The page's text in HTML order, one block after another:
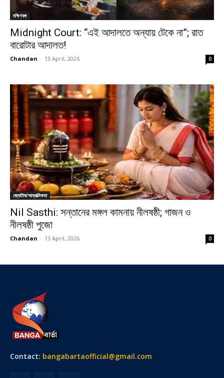
দক্ষিণবঙ্গ
Midnight Court: “এই আদালতে অন্যায় টেকে না”; রাত
বারোটার আদালত!
Chandan - 13 April, 2026 0
জ্যোতিষ/আধ্যাত্মিকতা
Nil Sasthi: সন্তানের মঙ্গল কামনায় নীলষষ্ঠী; গাজন ও
নীলষষ্ঠী পুজো
Chandan - 13 April, 2026 0
Contact: bangabartaofficial@gmail.com